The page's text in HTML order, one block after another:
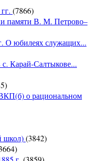
(7866)
памяти В. М. Петрово–
О юбилеях служащих...
Карай-Салтыкове...
о рациональном
школ)(3842)